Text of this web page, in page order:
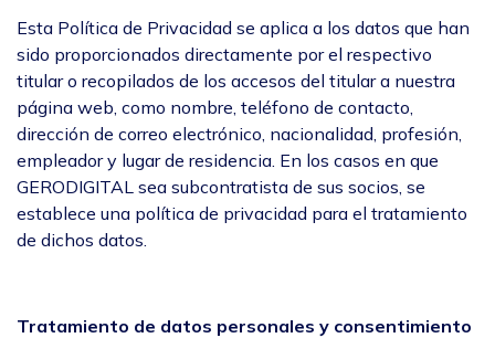
Esta Política de Privacidad se aplica a los datos que han
sido proporcionados directamente por el respectivo
titular o recopilados de los accesos del titular a nuestra
página web, como nombre, teléfono de contacto,
dirección de correo electrónico, nacionalidad, profesión,
empleador y lugar de residencia. En los casos en que
GERODIGITAL sea subcontratista de sus socios, se
establece una política de privacidad para el tratamiento
de dichos datos.
Tratamiento de datos personales y consentimiento